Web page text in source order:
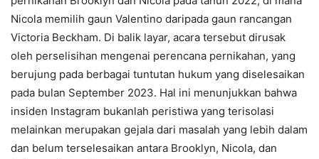
Nicola memilih gaun Valentino daripada gaun rancangan
Victoria Beckham. Di balik layar, acara tersebut dirusak
oleh perselisihan mengenai perencana pernikahan, yang
berujung pada berbagai tuntutan hukum yang diselesaikan
pada bulan September 2023. Hal ini menunjukkan bahwa
insiden Instagram bukanlah peristiwa yang terisolasi
melainkan merupakan gejala dari masalah yang lebih dalam
dan belum terselesaikan antara Brooklyn, Nicola, dan